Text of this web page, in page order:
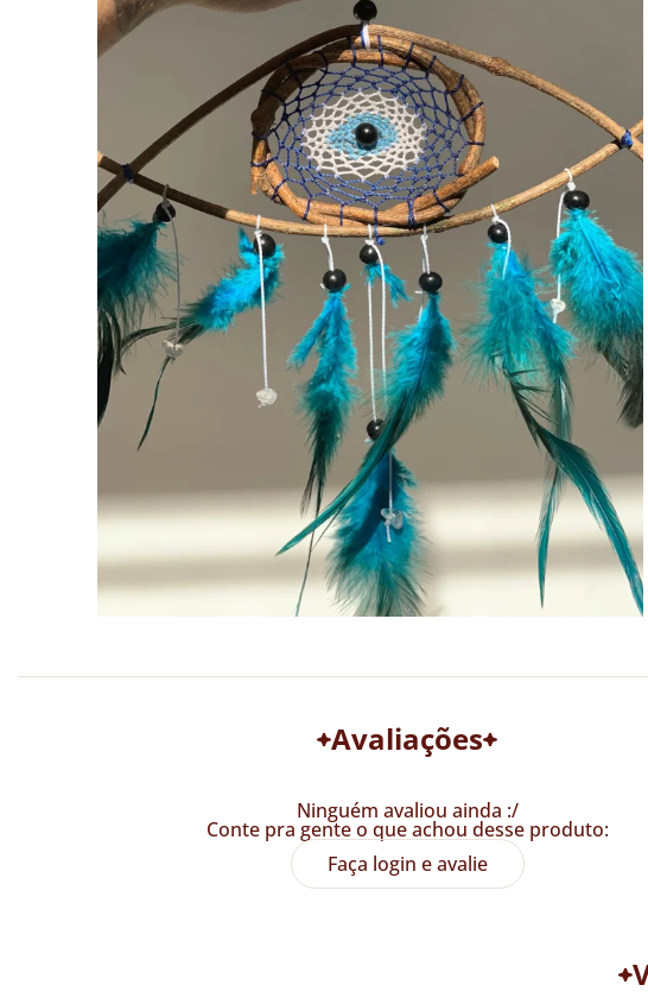
Avaliações
Ninguém avaliou ainda :/
Conte pra gente o que achou desse produto:
Faça login e avalie